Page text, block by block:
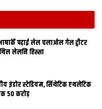
बेंगलुरुपढ़ाई लेल चलाओल गेल ट्वीटर
लेलनि हिस्सा
इंडोर स्‍टेडि‍यम, सिंथेटिक एथलेटिक
50 करोड़